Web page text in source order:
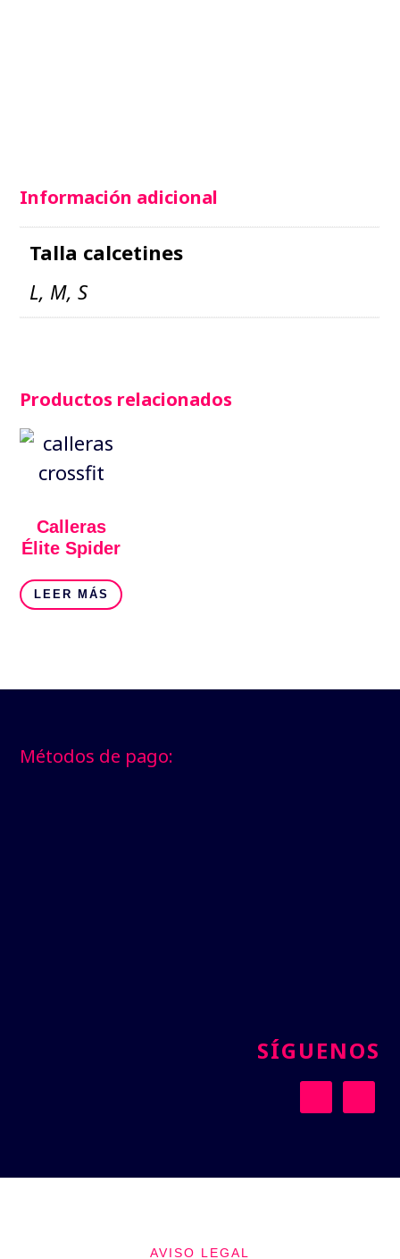
Información adicional
Talla calcetines
L, M, S
Productos relacionados
Calleras
Élite Spider
LEER MÁS
Métodos de pago:
SÍGUENOS
AVISO LEGAL